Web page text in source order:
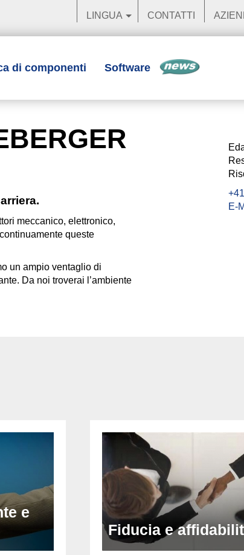
LINGUA CONTATTI
di componenti Software News
meccanico, elettronico,
queste
un ampio ventaglio di
Da noi troverai l’ambiente
E-
e
Fiducia e